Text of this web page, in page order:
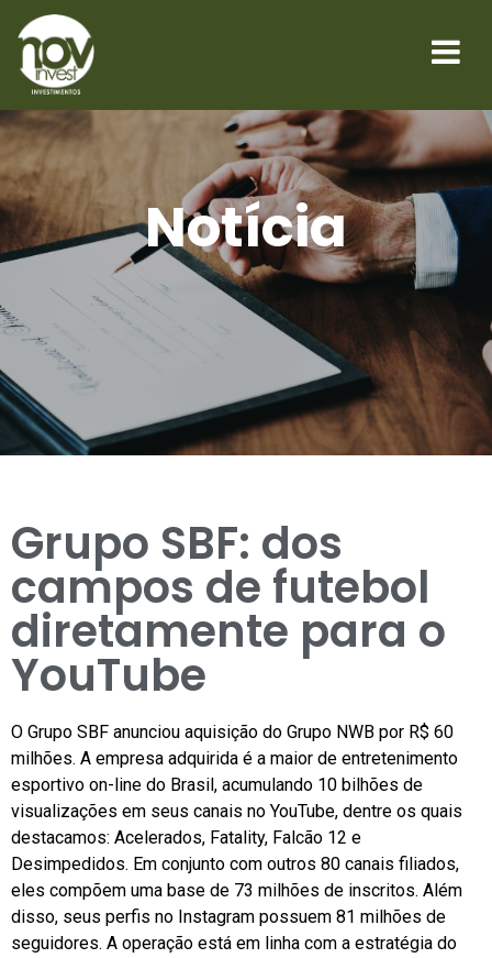
Notícia
Grupo SBF: dos
campos de futebol
diretamente para o
YouTube
O Grupo SBF anunciou aquisição do Grupo NWB por R$ 60
milhões. A empresa adquirida é a maior de entretenimento
esportivo on-line do Brasil, acumulando 10 bilhões de
visualizações em seus canais no YouTube, dentre os quais
destacamos: Acelerados, Fatality, Falcão 12 e
Desimpedidos. Em conjunto com outros 80 canais filiados,
eles compõem uma base de 73 milhões de inscritos. Além
disso, seus perfis no Instagram possuem 81 milhões de
seguidores. A operação está em linha com a estratégia do